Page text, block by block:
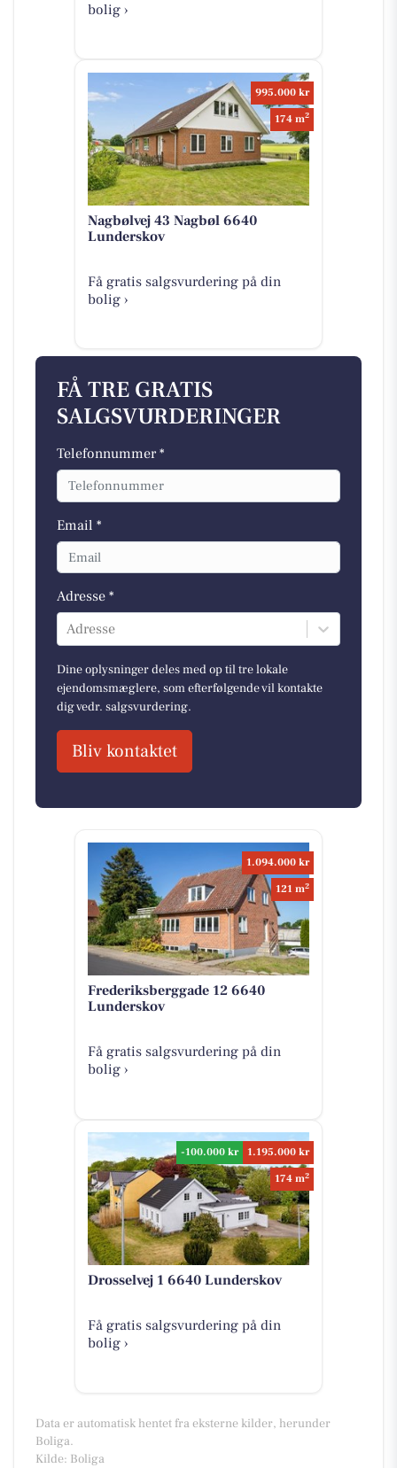
bolig ›
995.000 kr
174 m2
Nagbølvej 43 Nagbøl 6640
Lunderskov
Få gratis salgsvurdering på din
bolig ›
FÅ TRE GRATIS
SALGSVURDERINGER
Telefonnummer *
Email *
Adresse *
Adresse
Dine oplysninger deles med op til tre lokale
ejendomsmæglere, som efterfølgende vil kontakte
dig vedr. salgsvurdering.
Bliv kontaktet
1.094.000 kr
121 m2
Frederiksberggade 12 6640
Lunderskov
Få gratis salgsvurdering på din
bolig ›
-100.000 kr
1.195.000 kr
174 m2
Drosselvej 1 6640 Lunderskov
Få gratis salgsvurdering på din
bolig ›
Data er automatisk hentet fra eksterne kilder, herunder
Boliga.
Kilde: Boliga